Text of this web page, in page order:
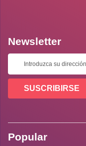
Newsletter
SUSCRIBIRSE
Popular